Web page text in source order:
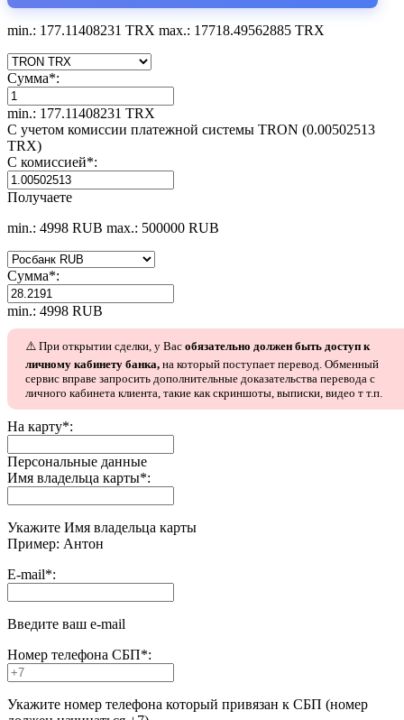
min.: 177.11408231 TRX max.: 17718.49562885 TRX
Сумма*:
min.: 177.11408231 TRX
С учетом комиссии платежной системы TRON (0.00502513
TRX)
С комиссией*:
Получаете
min.: 4998 RUB max.: 500000 RUB
Сумма*:
min.: 4998 RUB
⚠️ При открытии сделки, у Вас обязательно должен быть доступ к
личному кабинету банка, на который поступает перевод. Обменный
сервис вправе запросить дополнительные доказательства перевода с
личного кабинета клиента, такие как скриншоты, выписки, видео т т.п.
На карту*:
Персональные данные
Имя владельца карты*:
Укажите Имя владельца карты
Пример: Антон
E-mail*:
Введите ваш e-mail
Номер телефона СБП*:
Укажите номер телефона который привязан к СБП (номер